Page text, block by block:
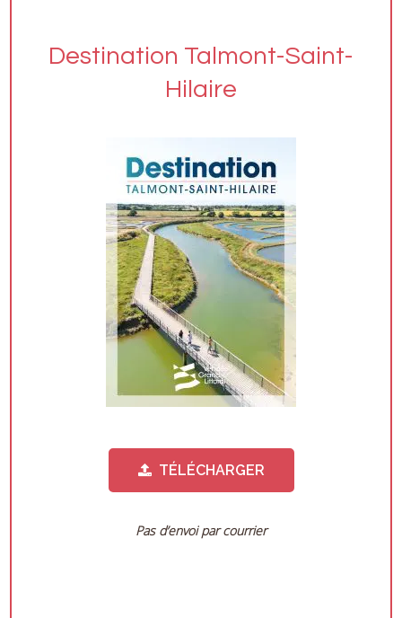
Destination Talmont-Saint-
Hilaire
TÉLÉCHARGER
Pas d’envoi par courrier